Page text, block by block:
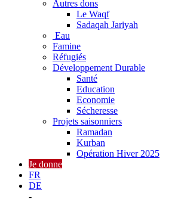
Autres dons
Le Waqf
Sadaqah Jariyah
Eau
Famine
Réfugiés
Développement Durable
Santé
Education
Economie
Sécheresse
Projets saisonniers
Ramadan
Kurban
Opération Hiver 2025
Je donne
FR
DE
-